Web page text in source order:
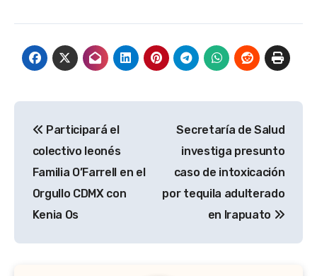
de
entradas
Participará el
colectivo leonés
Familia O’Farrell en el
Orgullo CDMX con
Kenia Os
Secretaría de Salud
investiga presunto
caso de intoxicación
por tequila adulterado
en Irapuato